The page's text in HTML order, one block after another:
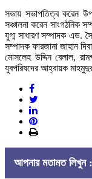
সভায় সভাপতিত্ব করেন
সঞ্চালনা করেন সাংগঠনিক
যুগ্ম সাধারণ সম্পাদক এড.
সম্পাদক ফারজানা জাহান
মোসলেহ উদ্দিন বেলাল,
যুবপরিষদের আহ্বায়ক
আপনার মতামত লিখুন :